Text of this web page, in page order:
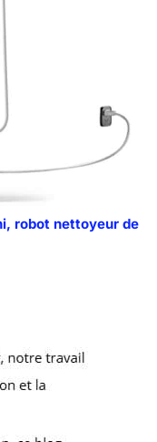
robot nettoyeur de